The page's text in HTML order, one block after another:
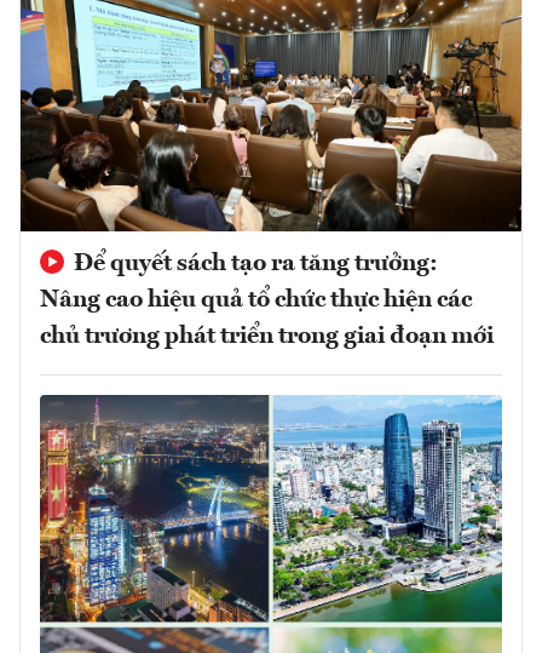
Để quyết sách tạo ra tăng trưởng:
Nâng cao hiệu quả tổ chức thực hiện các
chủ trương phát triển trong giai đoạn mới